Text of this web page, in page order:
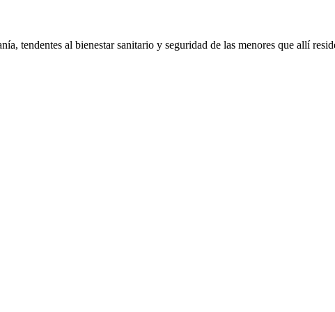
tendentes al bienestar sanitario y seguridad de las menores que allí